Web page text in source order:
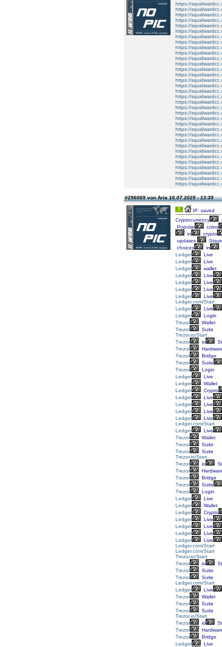
https://
https://
https://
https://
https://
https://
https://
https://
https://
https://
https://
https://
https://
https://
https://
https://
https://
https://
https://
https://
https://
https://
https://
https://
https://
https://
https://
https://
https://
https://
https://
https://
https://
https://
#296069 von Aria16.07.2025 - 13:35
IP: saved
Cryptocurrency
Popular
coins
in
crypto
updates.
choices
in
Ledger
Live
Ledger
Live
Ledger
wallet
Ledger
Live
Ledger
Live
Ledger
Live
Ledger
Live
Ledger.com/Start
Ledger
Live
Ledger
Login
Trezor
Wallet
Trezor
Suite
Trezor.io/Start
Trezor
io
Trezor
Trezor
Bridge
Trezor
Suite
Trezor
Login
Ledger
Live
Ledger
Wallet
Ledger
Crypto
Ledger
Live
Ledger
Live
Ledger
Live
Ledger
Live
Ledger.com/Start
Ledger
Live
Trezor
Wallet
Trezor
Suite
Trezor
Suite
Trezor.io/Start
Trezor
io
Trezor
Trezor
Bridge
Trezor
Suite
Trezor
Login
Ledger
Live
Ledger
Wallet
Ledger
Crypto
Ledger
Live
Ledger
Live
Ledger
Live
Ledger
Live
Ledger.com/Start
Ledger.com/Start
Trezor.io/Start
Trezor
io
Trezor
Suite
Trezor
Suite
Ledger.com/Start
Ledger
Live
Trezor
Wallet
Trezor
Suite
Trezor
Suite
Trezor.io/Start
Trezor
io
Trezor
Trezor
Bridge
Ledger
Live